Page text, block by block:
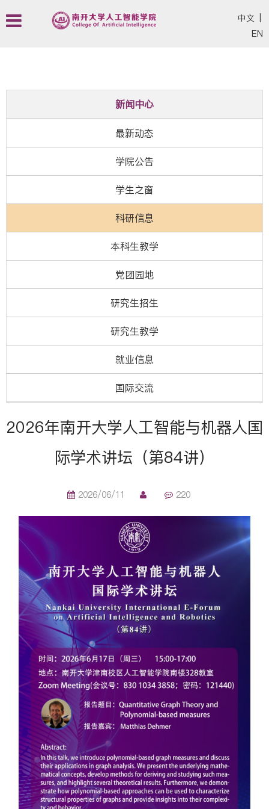
中文
EN
新闻中心
最新动态
学院公告
学生之窗
科研信息
本科生教学
党团园地
研究生招生
研究生教学
就业信息
国际交流
2026年南开大学人工智能与机器人国
际学术讲坛（第84讲）
2026/06/11 220